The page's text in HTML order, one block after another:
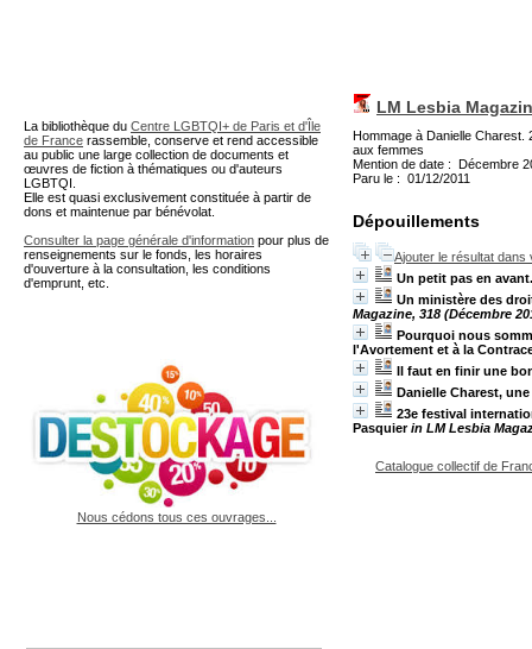
LM Lesbia
Hommage à Danielle Charest.
aux femmes
Mention de date : Décembre
Paru le : 01/12/2011
Dépouillements
Ajouter le résultat dans
Un petit pas en
Un ministère des
Magazine, 318 (Décembre
Pourquoi nous
l'Avortement et à la
Il faut en finir une
Danielle Charest,
23e festival
Pasquierin LM Lesbia
Catalogue collectif de
La bibliothèque du Centre LGBTQI+ de Paris et d'Île
de France rassemble, conserve et rend accessible
au public une large collection de documents et
œuvres de fiction à thématiques ou d'auteurs
LGBTQI.
Elle est quasi exclusivement constituée à partir de
dons et maintenue par bénévolat.
Consulter la page générale d'information pour plus de
renseignements sur le fonds, les horaires
d'ouverture à la consultation, les conditions
d'emprunt, etc.
Nous cédons tous ces ouvrages...